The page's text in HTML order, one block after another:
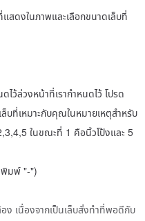
สดงในภาพและเลือกขนาดเล็บที่
ว้ล่วงหน้าที่เรากำหนดไว้ โปรด
บที่เหมาะกับคุณในหมายเหตุสำหรับ
ในขณะที่ 1 คือนิ้วโป้งและ 5
พิมพ์ "-")
ง เนื่องจากเป็นเล็บสั่งทำที่พอดีกับ